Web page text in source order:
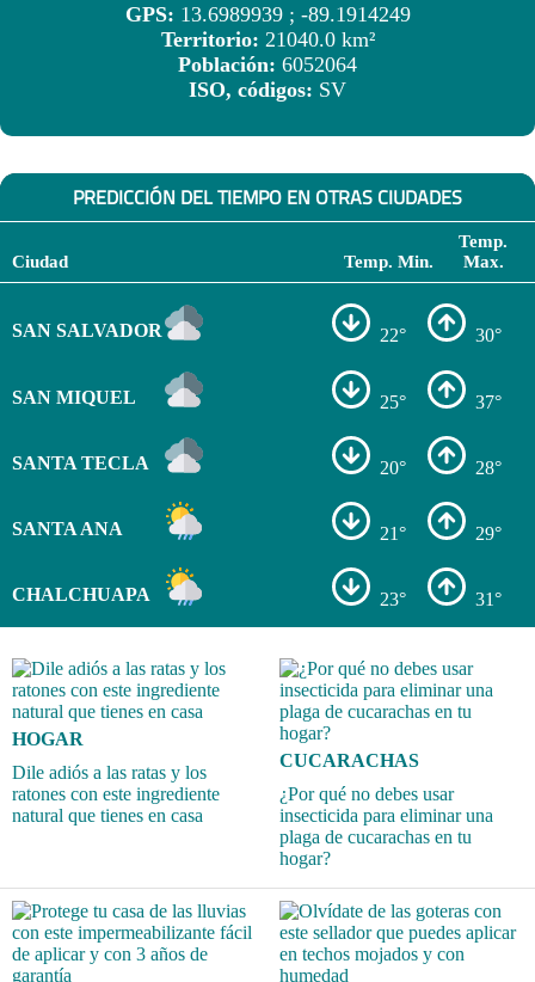
GPS: 13.6989939 ; -89.1914249
Territorio: 21040.0 km²
Población: 6052064
ISO, códigos: SV
PREDICCIÓN DEL TIEMPO EN OTRAS CIUDADES
Ciudad Temp. Min.
Temp.
Max.
SAN SALVADOR 22° 30°
SAN MIQUEL 25° 37°
SANTA TECLA 20° 28°
SANTA ANA 21° 29°
CHALCHUAPA 23° 31°
HOGAR
Dile adiós a las ratas y los
ratones con este ingrediente
natural que tienes en casa
CUCARACHAS
¿Por qué no debes usar
insecticida para eliminar una
plaga de cucarachas en tu
hogar?